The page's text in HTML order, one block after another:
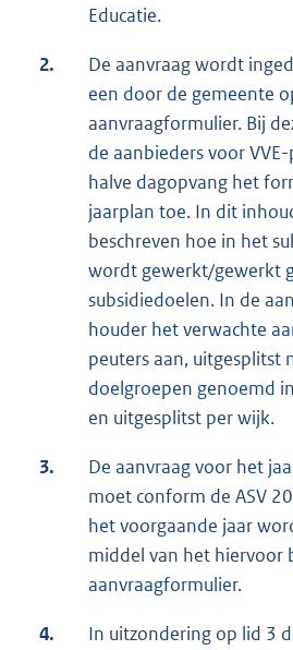
Educatie.
2.
De aanvraag wordt
een door de gemeente
aanvraagformulier. Bij
de aanbieders voor
halve dagopvang het
jaarplan toe. In dit
beschreven hoe in het
wordt gewerkt/gewerkt
subsidiedoelen. In de
houder het verwachte
peuters aan, uitgesplitst
doelgroepen genoemd
en uitgesplitst per wijk.
3.
De aanvraag voor het
moet conform de ASV
het voorgaande jaar
middel van het hiervoor
aanvraagformulier.
4.
In uitzondering op lid 3